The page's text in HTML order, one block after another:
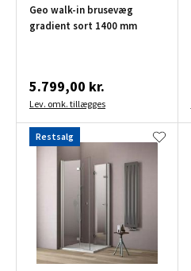
Geo walk-in brusevæg
gradient sort 1400 mm
5.799,00 kr.
Lev. omk. tillægges
Restsalg